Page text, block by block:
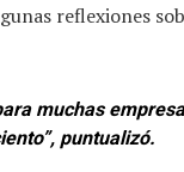
reflexiones
muchas
puntualizó.